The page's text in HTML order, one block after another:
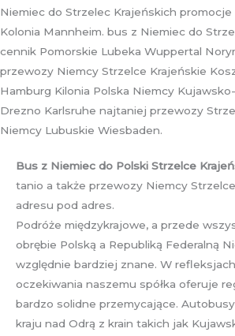
Niemiec do Strzelec Krajeńskich promocje
Kolonia Mannheim. bus z Niemiec do
cennik Pomorskie Lubeka Wuppertal
przewozy Niemcy Strzelce Krajeńskie
Hamburg Kilonia Polska Niemcy
Drezno Karlsruhe najtaniej przewozy
Niemcy Lubuskie Wiesbaden.
Bus z Niemiec do Polski Strzelce
tanio a także przewozy Niemcy
adresu pod adres.
Podróże międzykrajowe, a przede
obrębie Polską a Republiką Federalną
względnie bardziej znane. W
oczekiwania naszemu spółka oferuje
bardzo solidne przemycające.
kraju nad Odrą z krain takich jak